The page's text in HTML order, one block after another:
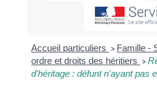
Accueil particuliers > Famille -
ordre et droits des héritiers >
d'héritage : défunt n'ayant pas